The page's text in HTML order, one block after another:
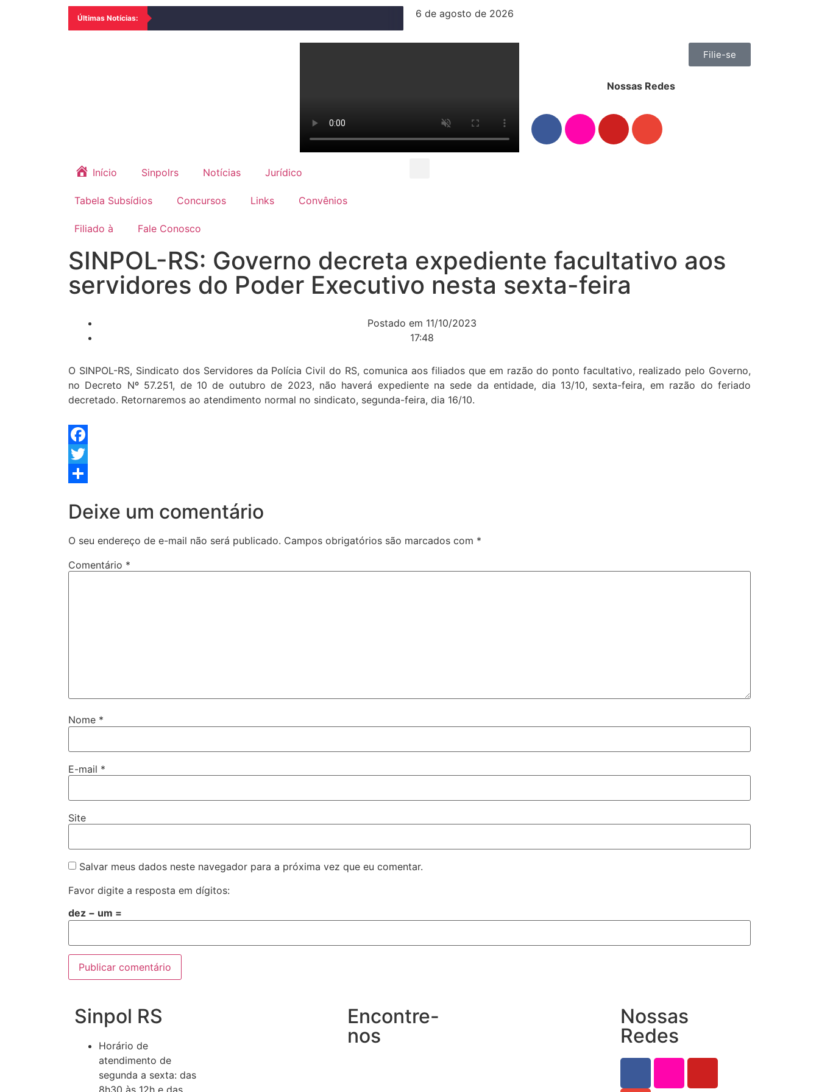
Últimas Notícias: 6 de agosto de 2026
Filie-se
Nossas Redes
Início Sinpolrs Notícias Jurídico
Tabela Subsídios Concursos Links Convênios
Filiado à Fale Conosco
SINPOL-RS: Governo decreta expediente facultativo aos
servidores do Poder Executivo nesta sexta-feira
Postado em 11/10/2023
17:48
O SINPOL-RS, Sindicato dos Servidores da Polícia Civil do RS, comunica aos filiados que em razão do ponto facultativo, realizado pelo Governo,
no Decreto Nº 57.251, de 10 de outubro de 2023, não haverá expediente na sede da entidade, dia 13/10, sexta-feira, em razão do feriado
decretado. Retornaremos ao atendimento normal no sindicato, segunda-feira, dia 16/10.
Facebook
Twitter
Deixe um comentário
O seu endereço de e-mail não será publicado. Campos obrigatórios são marcados com *
Comentário *
Nome *
E-mail *
Site
Salvar meus dados neste navegador para a próxima vez que eu comentar.
Favor digite a resposta em dígitos:
dez − um =
Sinpol RS
Horário de
atendimento de
segunda a sexta: das
Encontre-
nos
Nossas
Redes